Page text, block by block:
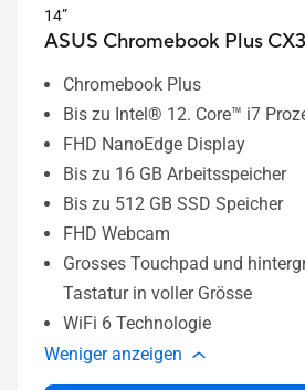
14”
ASUS Chromebook Plus
Chromebook Plus
Bis zu Intel® 12. Core™ i7
FHD NanoEdge Display
Bis zu 16 GB Arbeitsspeicher
Bis zu 512 GB SSD Speicher
FHD Webcam
Grosses Touchpad und
Tastatur in voller Grösse
WiFi 6 Technologie
Weniger anzeigen